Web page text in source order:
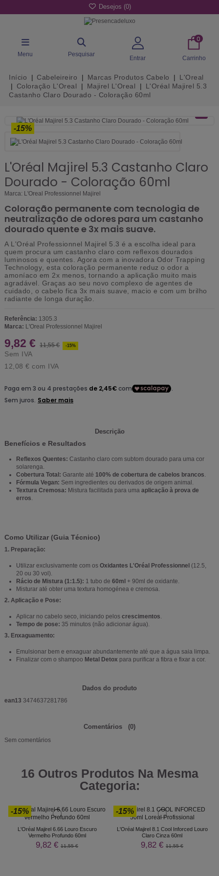
Desejos (0)
Menu Pesquisar
Entrar
0
Carrinho
Início Cabeleireiro Marcas Produtos Cabelo
L'Oreal
Coloração L'Oreal
Majirel L'Oreal
L'Oréal Majirel 5.3
Castanho Claro Dourado - Coloração 60ml
-15%
L'Oréal Majirel 5.3 Castanho Claro
Dourado - Coloração 60ml
Marca: L'Oreal Professionnel Majirel
Coloração permanente com tecnologia de
neutralização de odores para um castanho
dourado quente e 3x mais suave.
A L'Oréal Professionnel Majirel 5.3 é a escolha ideal para
quem procura um castanho claro com reflexos dourados
luminosos e quentes. Agora com a inovadora Odor Trapping
Technology, esta coloração permanente reduz o odor a
amoníaco em 2x menos, tornando a aplicação muito mais
agradável. Graças ao seu novo complexo de agentes de
cuidado, o cabelo fica 3x mais suave, macio e com um brilho
radiante de longa duração.
Referência: 1305.3
Marca: L'Oreal Professionnel Majirel
9,82 € 11,55 € -15%
Sem IVA
12,08 € com IVA
Descrição
Benefícios e Resultados
Reflexos Quentes: Castanho claro com subtom dourado para uma cor
solarenga.
Cobertura Total: Garante até 100% de cobertura de cabelos brancos.
Fórmula Vegan: Sem ingredientes ou derivados de origem animal.
Textura Cremosa: Mistura facilitada para uma aplicação à prova de
erros.
Como Utilizar (Guia Técnico)
1. Preparação:
Utilizar exclusivamente com os Oxidantes L'Oréal Professionnel (12.5,
20 ou 30 vol).
Rácio de Mistura (1:1.5): 1 tubo de 60ml + 90ml de oxidante.
Misturar até obter uma textura homogénea e cremosa.
2. Aplicação e Pose:
Aplicar no cabelo seco, iniciando pelos crescimentos
Tempo de pose: 35 minutos (não adicionar água).
3. Enxaguamento:
Emulsionar bem e enxaguar abundantemente até que a água saia limpa.
Finalizar com o shampoo Metal Detox para purificar a fibra e fixar a cor.
Dados do produto
ean13 3474637281786
Comentários (0)
Sem comentários
16 Outros Produtos Na Mesma
Categoria:
-15%
L'Oréal Majirel 6.66 Louro Escuro
Vermelho Profundo 60ml
9,82 € 11,55 €
-15%
L'Oréal Majirel 8.1 Cool Inforced Louro
Claro Cinza 60ml
9,82 € 11,55 €